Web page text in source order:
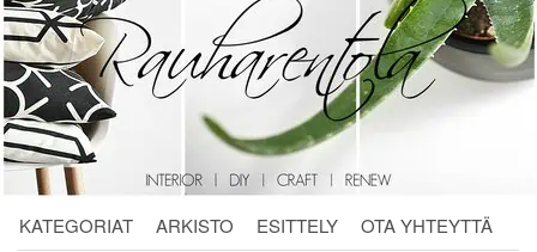
KATEGORIAT ARKISTO ESITTELY OTA YHTEYTTÄ